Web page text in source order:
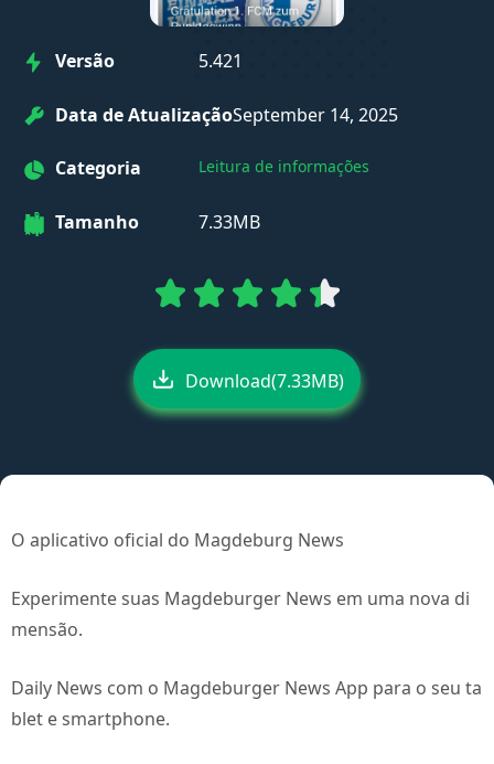
Versão 5.421
Data de AtualizaçãoSeptember 14, 2025
Categoria Leitura de informações
Tamanho 7.33MB
Download(7.33MB)
O aplicativo oficial do Magdeburg News
Experimente suas Magdeburger News em uma nova di
mensão.
Daily News com o Magdeburger News App para o seu ta
blet e smartphone.